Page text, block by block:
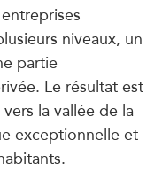
niveaux, un
partie
Le résultat est
la vallée de la
exceptionnelle et